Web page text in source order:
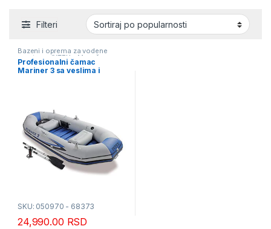
Filteri
Bazeni i oprema za vodene
sportove INTEX - Mesečna
akcija,Kajaci čamci i oprema za
surfovanje
Profesionalni čamac
Mariner 3 sa veslima i
SKU: 050970 - 68373
24,990.00 RSD